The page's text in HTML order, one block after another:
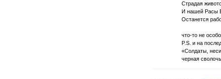
Страдая
И нашей Расы
Останется
что-то не
P.S. и на
«Солдаты,
черная